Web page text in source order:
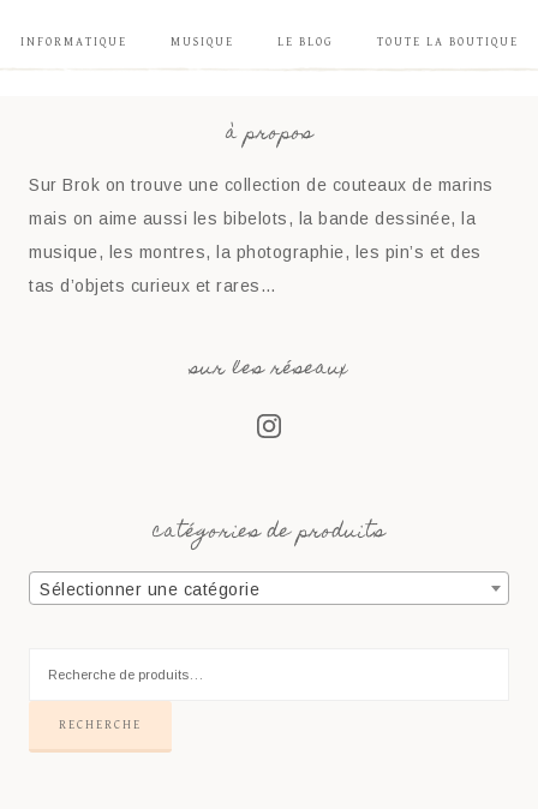
INFORMATIQUE MUSIQUE LE BLOG TOUTE LA BOUTIQUE
à propos
Sur Brok on trouve une collection de couteaux de marins
mais on aime aussi les bibelots, la bande dessinée, la
musique, les montres, la photographie, les pin’s et des
tas d’objets curieux et rares…
sur les réseaux
catégories de produits
Sélectionner une catégorie
RECHERCHE